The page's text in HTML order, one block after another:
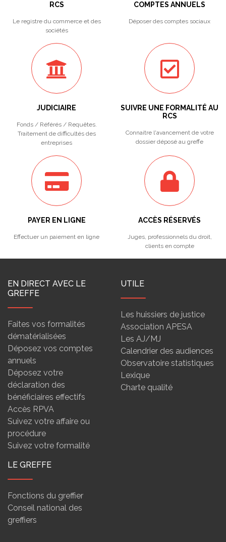
RCS
Le registre du commerce et des
sociétés
COMPTES ANNUELS
Déposer des comptes sociaux
JUDICIAIRE
Fonds / Référés / Requêtes.
Traitement de difficultés des
entreprises
SUIVRE UNE FORMALITÉ AU
RCS
Connaitre l'avancement de votre
dossier déposé au greffe
PAYER EN LIGNE
Effectuer un paiement en ligne
ACCÈS RÉSERVÉS
Juges, professionnels du droit,
clients en compte
EN DIRECT AVEC LE
GREFFE
Faites vos formalités
dématérialisées
Déposez vos comptes
annuels
Déposez votre
déclaration des
bénéficiaires effectifs
Accès RPVA
Suivez votre affaire ou
procédure
Suivez votre formalité
UTILE
Les huissiers de justice
Association APESA
Les AJ/MJ
Calendrier des audiences
Observatoire statistiques
Lexique
Charte qualité
LE GREFFE
Fonctions du greffier
Conseil national des
greffiers